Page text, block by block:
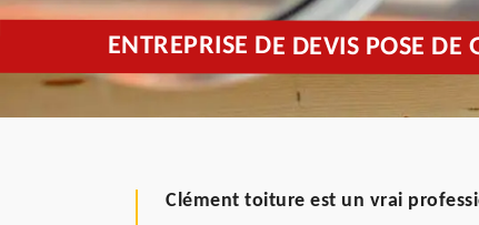
ENTREPRISE DE DEVIS POSE DE
Clément toiture est un vrai